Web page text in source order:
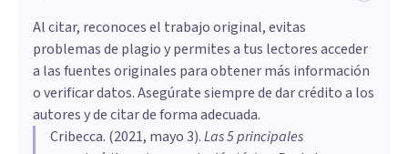
Al citar, reconoces el trabajo original, evitas
problemas de plagio y permites a tus lectores acceder
a las fuentes originales para obtener más información
o verificar datos. Asegúrate siempre de dar crédito a los
autores y de citar de forma adecuada.
Cribecca. (2021, mayo 3).Las 5 principales